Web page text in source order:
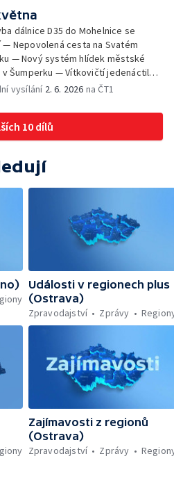
dálnice D35 do Mohelnice se
— Nepovolená cesta na Svatém
— Nový systém hlídek městské
Šumperku — Vítkovičtí jedenáctiletí
v USA — Týden v sítích —
Klíčovou dirkou v Divadle Mír
vysílání 2. 6. 2026 na ČT1
10 dílů
Události v regionech plus
(Ostrava)
Zpravodajství
Zprávy
Zajímavosti z regionů
(Ostrava)
Zpravodajství
Zprávy